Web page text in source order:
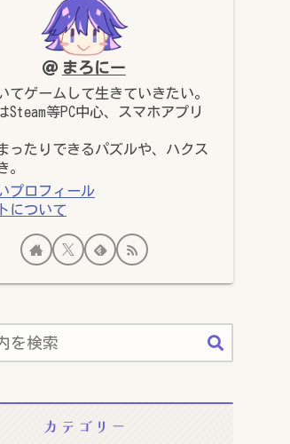
まろにー
てゲームして生きていきたい。
Steam等PC中心、スマホアプリ
ったりできるパズルや、ハクス
。
プロフィール
について
カテゴリー